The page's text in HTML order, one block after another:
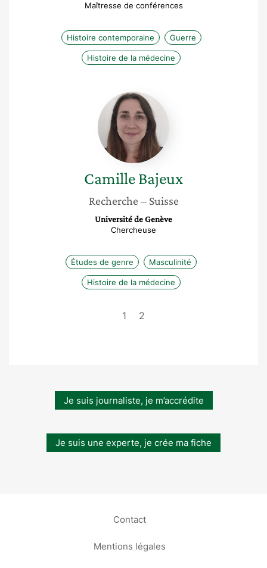
Maîtresse de conférences
Histoire contemporaine Guerre
Histoire de la médecine
Camille
Bajeux
CamilleBajeux
Recherche – Suisse
Université de Genève
Chercheuse
Études de genre Masculinité
Histoire de la médecine
1 2
Je suis journaliste, je m’accrédite
Je suis une experte, je crée ma fiche
Contact
Mentions légales